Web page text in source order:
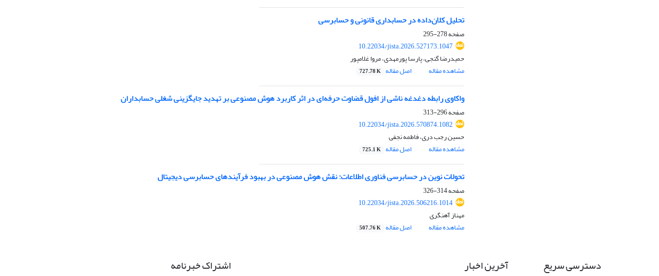
تحلیل کلان‌داده در حسابداری قانونی و حسابرسی
صفحه278-295
10.22034/jista.2026.527173.1047
حمیدرضا گنجی، پارسا پورمهدی، مروا غلامپور
مشاهده مقاله
اصل مقاله 727.78 K
واکاوی رابطه دغدغه‌ ناشی از افول قضاوت حرفه‌ای در اثر کاربرد هوش مصنوعی بر تهدید جایگزینی شغلی حسابداران
صفحه296-313
10.22034/jista.2026.570874.1082
حسین رجب دری، فاطمه نجفی
مشاهده مقاله
اصل مقاله 725.1 K
تحولات نوین در حسابرسی فناوری اطلاعات: نقش هوش مصنوعی در بهبود فرآیندهای حسابرسی دیجیتال
صفحه314-326
10.22034/jista.2026.506216.1014
مهناز آهنگری
مشاهده مقاله
اصل مقاله 507.76 K
دسترسی سریع آخرین اخبار اشتراک خبرنامه